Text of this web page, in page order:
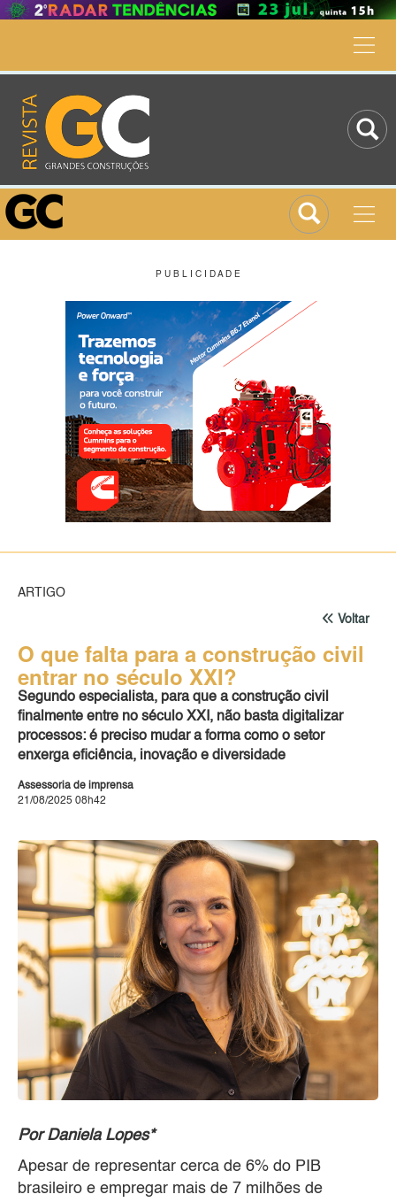
P U B L I C I D A D E
ARTIGO
Voltar
O que falta para a construção civil
entrar no século XXI?
Segundo especialista, para que a construção civil
finalmente entre no século XXI, não basta digitalizar
processos: é preciso mudar a forma como o setor
enxerga eficiência, inovação e diversidade
Assessoria de imprensa
21/08/2025 08h42
Por Daniela Lopes*
Apesar de representar cerca de 6% do PIB
brasileiro e empregar mais de 7 milhões de